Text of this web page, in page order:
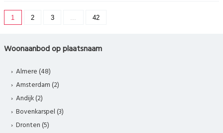
1 2 3 42
Woonaanbod op plaatsnaam
Almere (48)
Amsterdam (2)
Andijk (2)
Bovenkarspel (3)
Dronten (5)